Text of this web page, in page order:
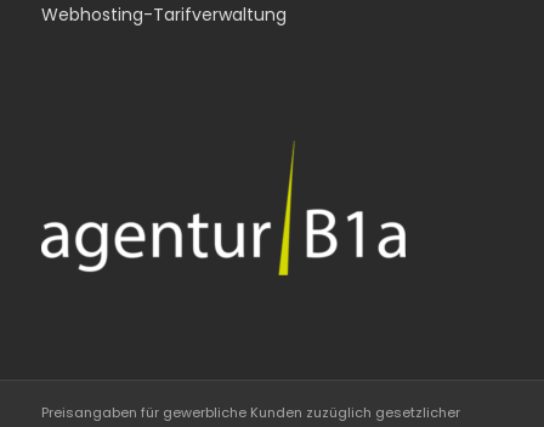
Webhosting-Tarifverwaltung
Preisangaben für gewerbliche Kunden zuzüglich gesetzlicher